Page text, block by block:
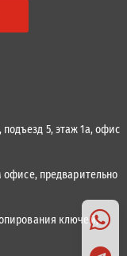
подъезд 5, этаж 1а, офис
предварительно
ключей,